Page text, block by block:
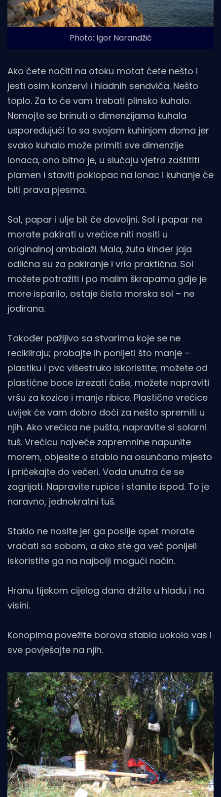
Photo: Igor Narandžić
Ako ćete noćiti na otoku motat ćete nešto i
jesti osim konzervi i hladnih sendviča. Nešto
toplo. Za to će vam trebati plinsko kuhalo.
Nemojte se brinuti o dimenzijama kuhala
uspoređujući to sa svojom kuhinjom doma jer
svako kuhalo može primiti sve dimenzije
lonaca, ono bitno je, u slučaju vjetra zaštititi
plamen i staviti poklopac na lonac i kuhanje će
biti prava pjesma.
Sol, papar i ulje bit će dovoljni. Sol i papar ne
morate pakirati u vrećice niti nositi u
originalnoj ambalaži. Mala, žuta kinder jaja
odlična su za pakiranje i vrlo praktična. Sol
možete potražiti i po malim škrapama gdje je
more isparilo, ostaje čista morska sol – ne
jodirana.
Također pažljivo sa stvarima koje se ne
recikliraju; probajte ih ponijeti što manje –
plastiku i pvc višestruko iskoristite; možete od
plastične boce izrezati čaše, možete napraviti
vršu za kozice i manje ribice. Plastične vrećice
uvijek će vam dobro doći za nešto spremiti u
njih. Ako vrećica ne pušta, napravite si solarni
tuš. Vrećicu najveće zapremnine napunite
morem, objesite o stablo na osunčano mjesto
i pričekajte do večeri. Voda unutra će se
zagrijati. Napravite rupice i stanite ispod. To je
naravno, jednokratni tuš.
Staklo ne nosite jer ga poslije opet morate
vraćati sa sobom, a ako ste ga već ponijeli
iskoristite ga na najbolji mogući način.
Hranu tijekom cijelog dana držite u hladu i na
visini.
Konopima povežite borova stabla uokolo vas i
sve povješajte na njih.